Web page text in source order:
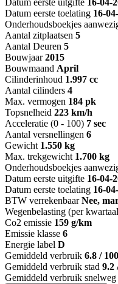
Datum eerste uitgifte 16-04-
Datum eerste toelating 16-
Onderhoudsboekjes
Aantal zitplaatsen 5
Aantal Deuren 5
Bouwjaar 2015
Bouwmaand April
Cilinderinhoud 1.997 cc
Aantal cilinders 4
Max. vermogen 184 pk
Topsnelheid 223 km/h
Acceleratie (0 - 100) 7 sec
Aantal versnellingen 6
Gewicht 1.550 kg
Max. trekgewicht 1.700 kg
Onderhoudsboekjes
Datum eerste uitgifte 16-04-
Datum eerste toelating 16-
BTW verrekenbaar Nee,
Wegenbelasting (per
Co2 emissie 159 g/km
Emissie klasse 6
Energie label D
Gemiddeld verbruik 6.8 /
Gemiddeld verbruik stad 9.2
Gemiddeld verbruik snelweg